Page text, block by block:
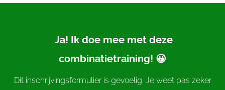
Ja! Ik doe mee met deze
combinatietraining! 😀
Dit inschrijvingsformulier is gevoelig. Je weet pas zeker